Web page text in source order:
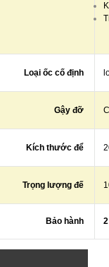
Loại ốc cố định
Gậy đỡ
Kích thước để
Trọng lượng đế
Bảo hành